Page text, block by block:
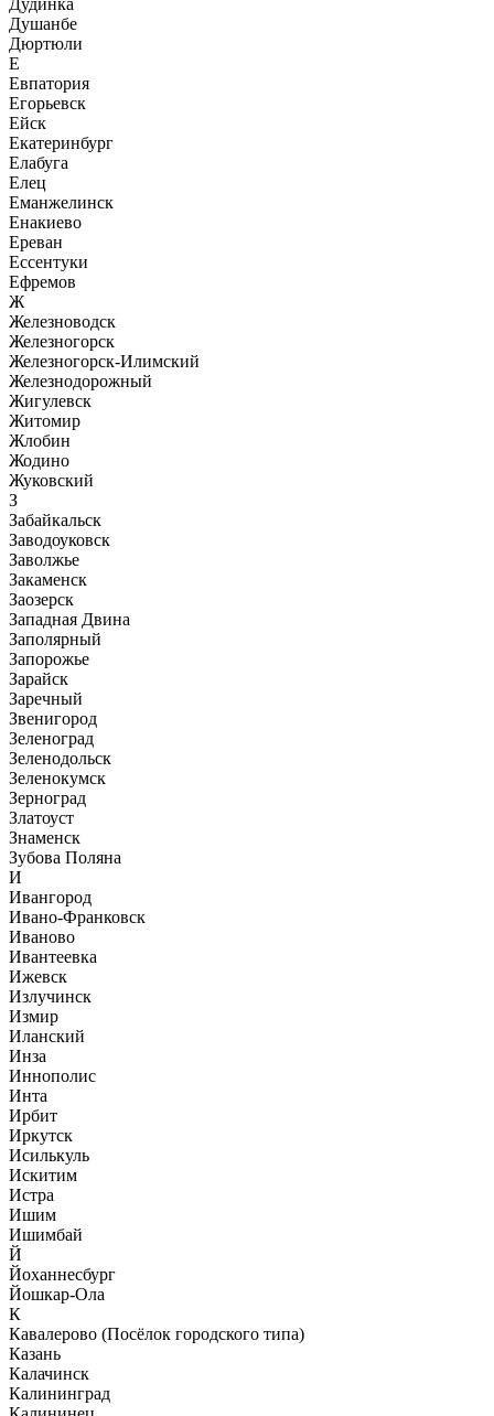
Душанбе
Дюртюли
Е
Евпатория
Егорьевск
Ейск
Екатеринбург
Елабуга
Елец
Еманжелинск
Енакиево
Ереван
Ессентуки
Ефремов
Ж
Железноводск
Железногорск
Железногорск-Илимский
Железнодорожный
Жигулевск
Житомир
Жлобин
Жодино
Жуковский
З
Забайкальск
Заводоуковск
Заволжье
Закаменск
Заозерск
Западная Двина
Заполярный
Запорожье
Зарайск
Заречный
Звенигород
Зеленоград
Зеленодольск
Зеленокумск
Зерноград
Златоуст
Знаменск
Зубова Поляна
И
Ивангород
Ивано-Франковск
Иваново
Ивантеевка
Ижевск
Излучинск
Измир
Иланский
Инза
Иннополис
Инта
Ирбит
Иркутск
Исилькуль
Искитим
Истра
Ишим
Ишимбай
Й
Йоханнесбург
Йошкар-Ола
К
Кавалерово (Посёлок городского типа)
Казань
Калачинск
Калининград